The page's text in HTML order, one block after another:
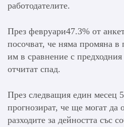
работодателите.
През февруари47.3% от
посочват, че няма промяна в
им в сравнение с
отчитат спад.
През следващия един месец
прогнозират, че ще могат да
разходите за дейността със